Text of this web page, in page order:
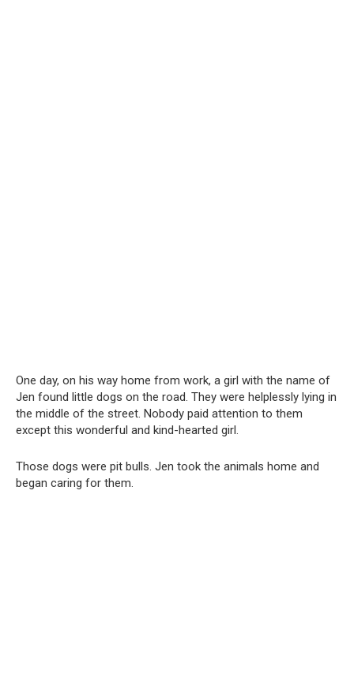
One day, on his way home from work, a girl with the name of
Jen found little dogs on the road. They were helplessly lying in
the middle of the street. Nobody paid attention to them
except this wonderful and kind-hearted girl.
Those dogs were pit bulls. Jen took the animals home and
began caring for them.